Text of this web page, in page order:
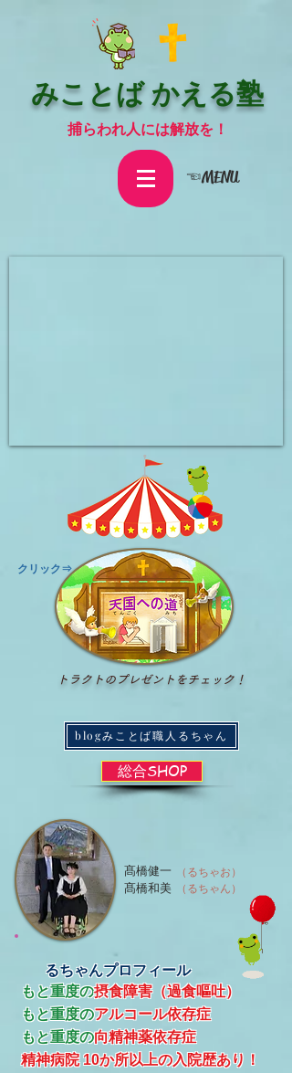
みことば かえる塾
捕らわれ人には解放を！
☜MENU
​クリック⇒
トラクトのプレゼントをチェック！
blogみことば職人るちゃん
総合SHOP
（るちゃお）
（るちゃん）
髙橋健一
髙橋和美
るちゃんプロフィール
もと重度の摂食障害（過食嘔吐）
もと重度のアルコール依存症
​もと重度の向精神薬依存症
精神病院 10か所以上の入院歴あり！